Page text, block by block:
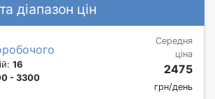
діапазон цін
16
- 3300
Середня
ціна
2475
грн/день